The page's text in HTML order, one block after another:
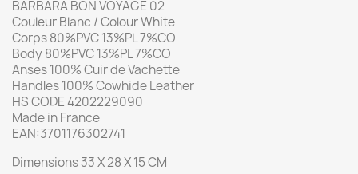
BARBARA BON VOYAGE 02
Couleur Blanc / Colour White
Corps 80%PVC 13%PL 7%CO
Body 80%PVC 13%PL 7%CO
Anses 100% Cuir de Vachette
Handles 100% Cowhide Leather
HS CODE 4202229090
Made in France
EAN:3701176302741
Dimensions 33 X 28 X 15 CM